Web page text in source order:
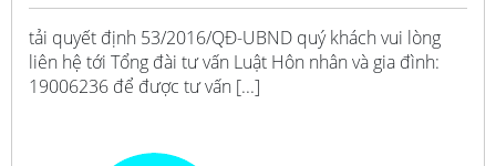
tải quyết định 53/2016/QĐ-UBND quý khách vui lòng
liên hệ tới Tổng đài tư vấn Luật Hôn nhân và gia đình:
19006236 để được tư vấn [...]